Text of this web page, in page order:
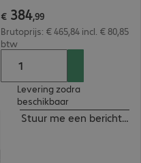
€ 384,99
Brutoprijs: € 465,84 incl. € 80,85
btw
Levering zodra
beschikbaar
Stuur me een bericht